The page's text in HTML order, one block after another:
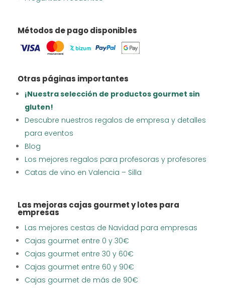
Métodos de pago disponibles
Otras páginas importantes
¡Nuestra selección de productos gourmet sin
gluten!
Descubre nuestros regalos de empresa y detalles
para eventos
Blog
Los mejores regalos para profesoras y profesores
Catas de vino en Valencia – Silla
Las mejoras cajas gourmet y lotes para
empresas
Las mejores cestas de Navidad para empresas
Cajas gourmet entre 0 y 30€
Cajas gourmet entre 30 y 60€
Cajas gourmet entre 60 y 90€
Cajas gourmet de más de 90€